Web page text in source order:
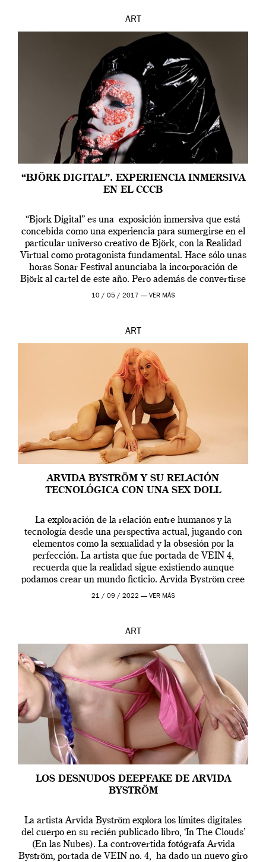
ART
“BJÖRK DIGITAL”. EXPERIENCIA INMERSIVA
EN EL CCCB
“Bjork Digital” es una exposición inmersiva que está
concebida como una experiencia para sumergirse en el
particular universo creativo de Björk, con la Realidad
Virtual como protagonista fundamental. Hace sólo unas
horas Sonar Festival anunciaba la incorporación de
Björk al cartel de este año. Pero además de convertirse
en una de las actuaciones más relevantes […]
10 / 05 / 2017 — VER MÁS
ART
ARVIDA BYSTRÖM Y SU RELACIÓN
TECNOLÓGICA CON UNA SEX DOLL
La exploración de la relación entre humanos y la
tecnología desde una perspectiva actual, jugando con
elementos como la sexualidad y la obsesión por la
perfección. La artista que fue portada de VEIN 4,
recuerda que la realidad sigue existiendo aunque
podamos crear un mundo ficticio. Arvida Byström cree
que los humanos tienen un complejo […]
21 / 09 / 2022 — VER MÁS
ART
LOS DESNUDOS DEEPFAKE DE ARVIDA
BYSTRÖM
La artista Arvida Byström explora los límites digitales
del cuerpo en su recién publicado libro, ‘In The Clouds’
(En las Nubes). La controvertida fotógrafa Arvida
Byström, portada de VEIN no. 4, ha dado un nuevo giro